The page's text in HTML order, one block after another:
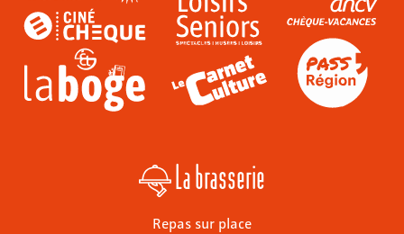
La brasserie
Repas sur place